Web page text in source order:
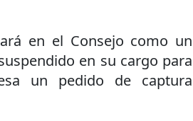
en el Consejo como un
en su cargo para
un pedido de captura